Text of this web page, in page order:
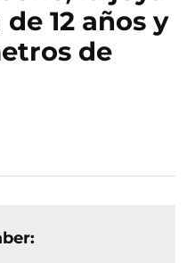
12 años y
de